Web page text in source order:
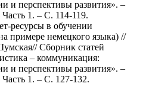
и перспективы развития». –
1. – С. 114-119.
ресурсы в обучении
примере немецкого языка) //
Сборник статей
– коммуникация:
и перспективы развития». –
1. – С. 127-132.